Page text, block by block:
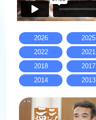
2026 2025
2022
2021
2018
2017
2014
2013